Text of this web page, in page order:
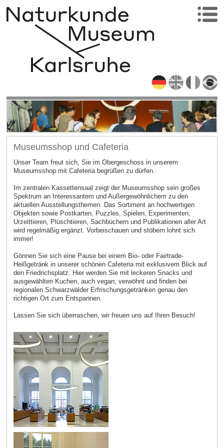
Museumsshop und Cafeteria
Unser Team freut sich, Sie im Obergeschoss in unserem
Museumsshop mit Cafeteria begrüßen zu dürfen.
Im zentralen Kassettensaal zeigt der Museumsshop sein großes
Spektrum an Interessantem und Außergewöhnlichem zu den
aktuellen Ausstellungsthemen. Das Sortiment an hochwertigen
Objekten sowie Postkarten, Puzzles, Spielen, Experimenten,
Urzeittieren, Plüschtieren, Sachbüchern und Publikationen aller Art
wird regelmäßig ergänzt. Vorbeischauen und stöbern lohnt sich
immer!
Gönnen Sie sich eine Pause bei einem Bio- oder Fairtrade-
Heißgetränk in unserer schönen Cafeteria mit exklusivem Blick auf
den Friedrichsplatz. Hier werden Sie mit leckeren Snacks und
ausgewählten Kuchen, auch vegan, verwöhnt und finden bei
regionalen Schwarzwälder Erfrischungsgetränken genau den
richtigen Ort zum Entspannen.
Lassen Sie sich überraschen, wir freuen uns auf Ihren Besuch!